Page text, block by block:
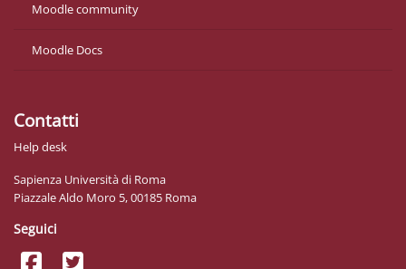
Moodle community
Moodle Docs
Contatti
Help desk
Sapienza Università di Roma
Piazzale Aldo Moro 5, 00185 Roma
Seguici